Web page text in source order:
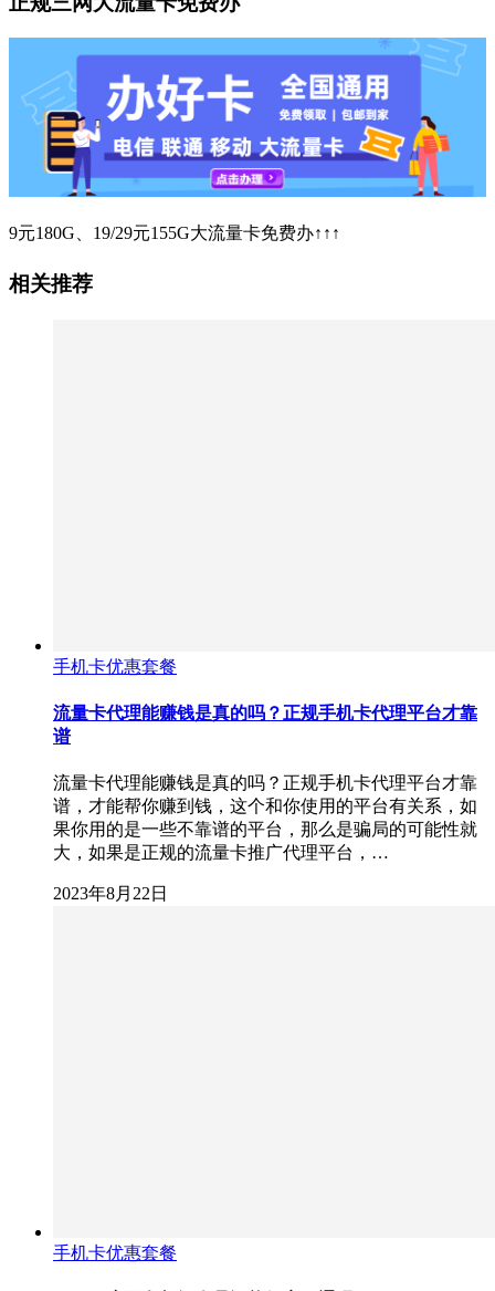
9元180G、19/29元155G大流量卡免费办↑↑↑
相关推荐
手机卡优惠套餐
流量卡代理能赚钱是真的吗？正规手机卡代理平台才靠
谱
流量卡代理能赚钱是真的吗？正规手机卡代理平台才靠
谱，才能帮你赚到钱，这个和你使用的平台有关系，如
果你用的是一些不靠谱的平台，那么是骗局的可能性就
大，如果是正规的流量卡推广代理平台，…
2023年8月22日
手机卡优惠套餐